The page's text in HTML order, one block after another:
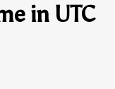
in UTC